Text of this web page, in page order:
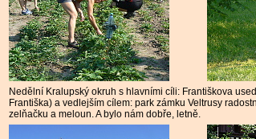
Nedělní Kralupský okruh s hlavními cíli: Františkova
Františka) a vedlejším cílem: park zámku Veltrusy
zelňačku a meloun. A bylo nám dobře, letně.